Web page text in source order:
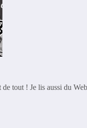
tout ! Je lis aussi du